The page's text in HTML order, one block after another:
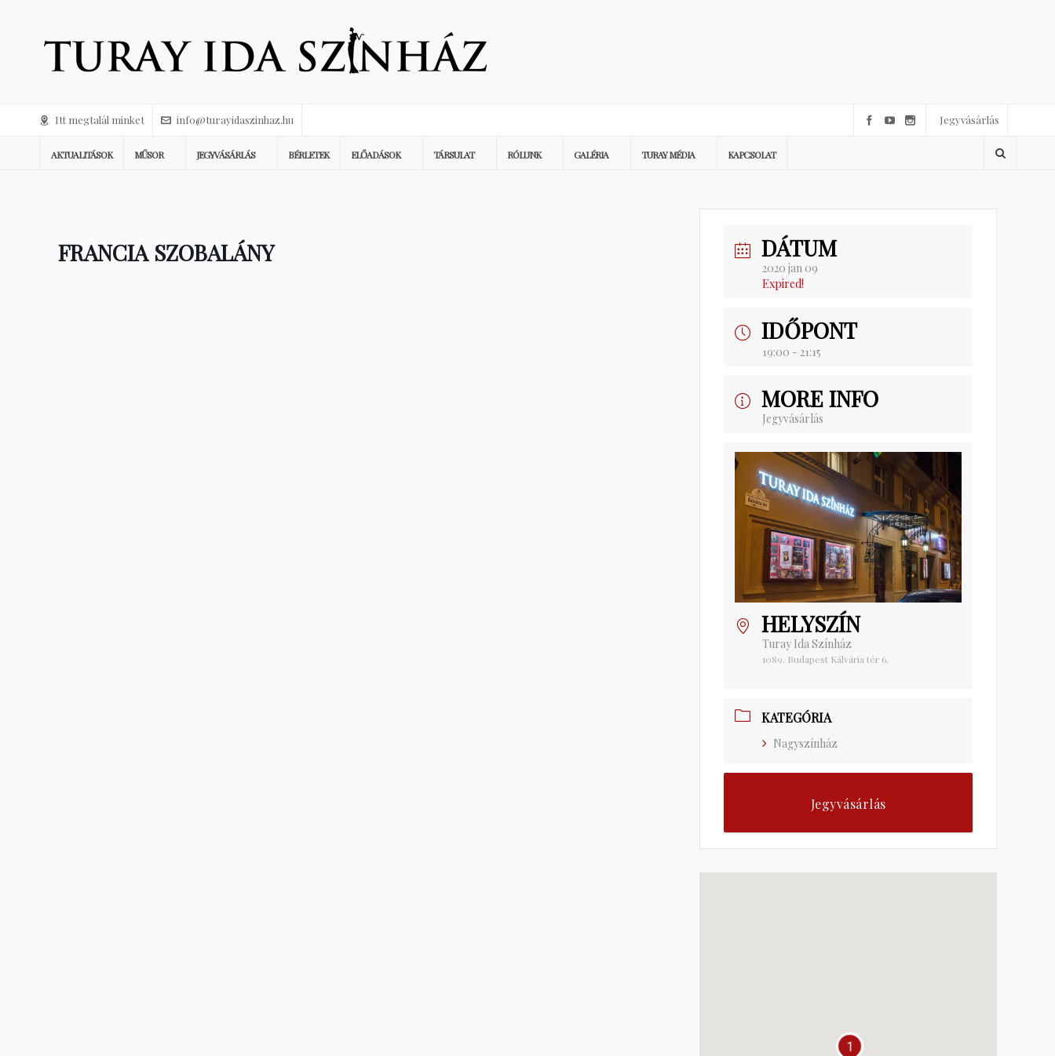
Itt megtalál minket info@turayidaszinhaz.hu Jegyvásárlás
AKTUALITÁSOK MŰSOR JEGYVÁSÁRLÁS BÉRLETEK ELŐADÁSOK TÁRSULAT RÓLUNK GALÉRIA TURAY MÉDIA KAPCSOLAT
FRANCIA SZOBALÁNY DÁTUM
2020 jan 09
Expired!
IDŐPONT
19:00 - 21:15
MORE INFO
Jegyvásárlás
HELYSZÍN
Turay Ida Színház
1089. Budapest Kálvária tér 6.
KATEGÓRIA
Nagyszínház
Jegyvásárlás
1